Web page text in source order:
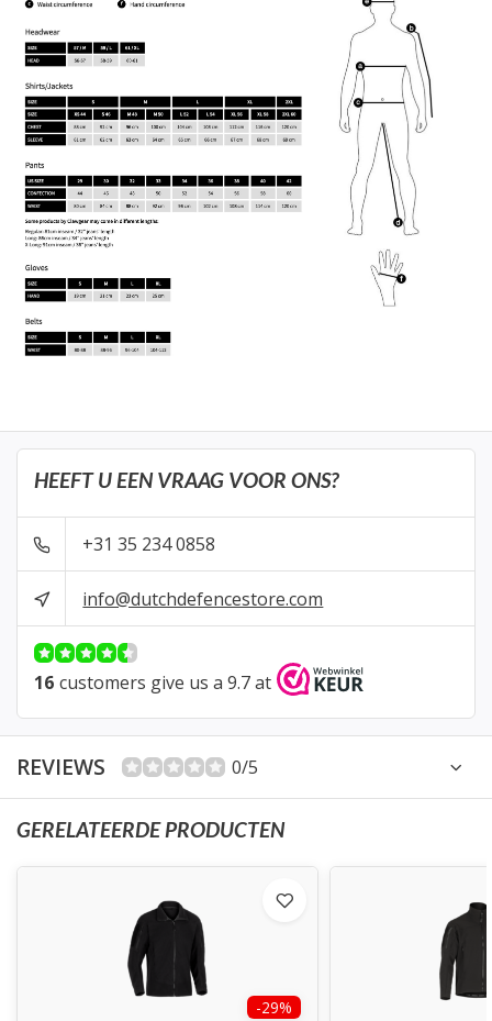
HEEFT U EEN VRAAG VOOR ONS?
+31 35 234 0858
info@dutchdefencestore.com
16 customers give us a 9.7 at
REVIEWS 0/5
GERELATEERDE PRODUCTEN
-29%